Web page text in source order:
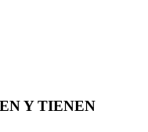
Y TIENEN